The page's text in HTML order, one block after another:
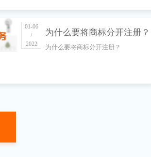
01-06
/
2022
为什么要将商标分开注册？
为什么要将商标分开注册？